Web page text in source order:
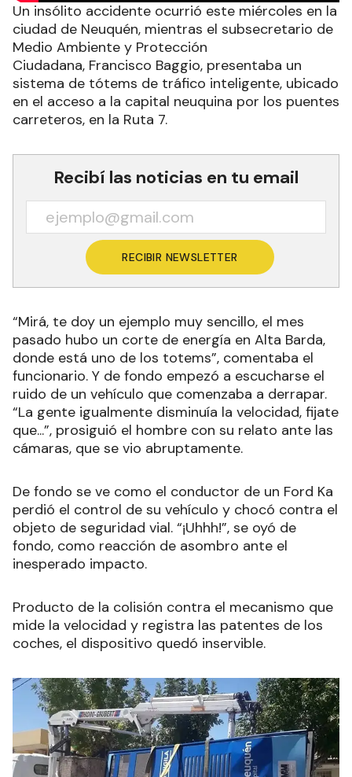
Un insólito accidente ocurrió este miércoles en la
ciudad de Neuquén, mientras el subsecretario de
Medio Ambiente y Protección
Ciudadana, Francisco Baggio, presentaba un
sistema de tótems de tráfico inteligente, ubicado
en el acceso a la capital neuquina por los puentes
carreteros, en la Ruta 7.
Recibí las noticias en tu email
RECIBIR NEWSLETTER
“Mirá, te doy un ejemplo muy sencillo, el mes
pasado hubo un corte de energía en Alta Barda,
donde está uno de los totems”, comentaba el
funcionario. Y de fondo empezó a escucharse el
ruido de un vehículo que comenzaba a derrapar.
“La gente igualmente disminuía la velocidad, fijate
que...”, prosiguió el hombre con su relato ante las
cámaras, que se vio abruptamente.
De fondo se ve como el conductor de un Ford Ka
perdió el control de su vehículo y chocó contra el
objeto de seguridad vial. “¡Uhhh!”, se oyó de
fondo, como reacción de asombro ante el
inesperado impacto.
Producto de la colisión contra el mecanismo que
mide la velocidad y registra las patentes de los
coches, el dispositivo quedó inservible.